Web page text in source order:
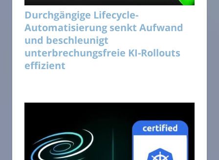
Durchgängige Lifecycle-
Automatisierung senkt Aufwand
und beschleunigt
unterbrechungsfreie KI-Rollouts
effizient